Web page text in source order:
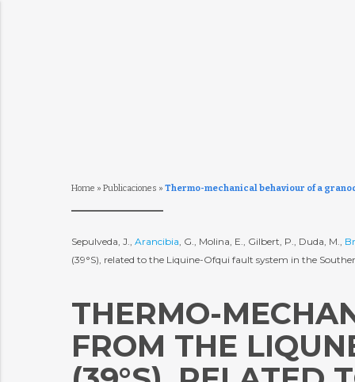
Home » Publicaciones » Thermo-mechanical behaviour of a
Sepulveda, J., Arancibia, G., Molina, E., Gilbert, P., Duda, M.,
(39°S), related to the Liquine-Ofqui fault system in the
THERMO-
FROM THE